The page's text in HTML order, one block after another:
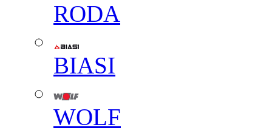
RODA
BIASI
WOLF